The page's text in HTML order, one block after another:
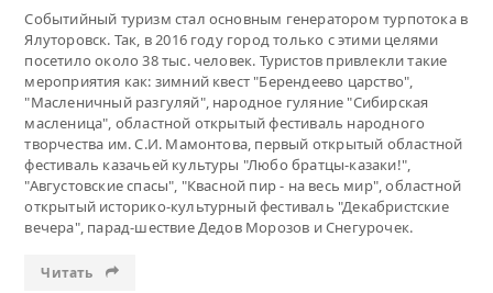
Событийный туризм стал основным генератором турпотока в
Ялуторовск. Так, в 2016 году город только с этими целями
посетило около 38 тыс. человек. Туристов привлекли такие
мероприятия как: зимний квест "Берендеево царство",
"Масленичный разгуляй", народное гуляние "Сибирская
масленица", областной открытый фестиваль народного
творчества им. С.И. Мамонтова, первый открытый областной
фестиваль казачьей культуры "Любо братцы-казаки!",
"Августовские спасы", "Квасной пир - на весь мир", областной
открытый историко-культурный фестиваль "Декабристские
вечера", парад-шествие Дедов Морозов и Снегурочек.
Читать